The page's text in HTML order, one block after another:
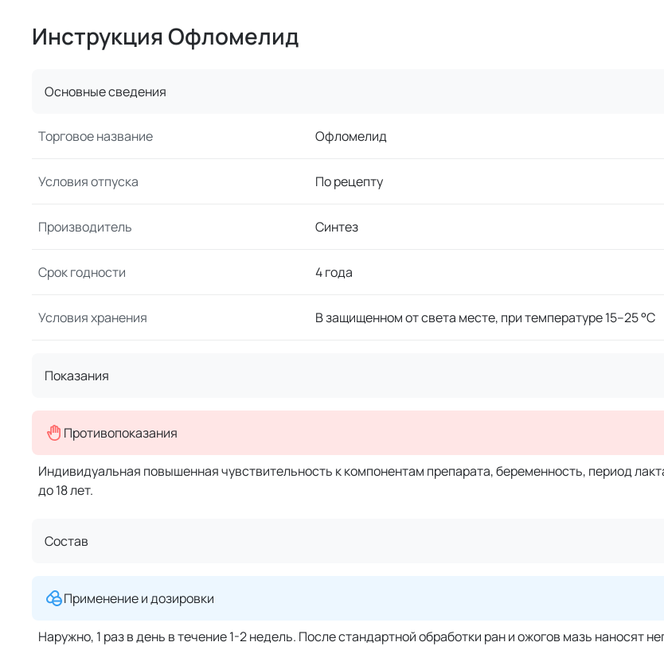
Инструкция Офломелид
Основные сведения
Торговое название Офломелид
Условия отпуска По рецепту
Производитель Синтез
Срок годности 4 года
Условия хранения В защищенном от света месте, при температуре 15–25 °C
Показания
Противопоказания
Индивидуальная повышенная чувствительность к компонентам препарата, беременность, период
до 18 лет.
Состав
Применение и дозировки
Наружно, 1 раз в день в течение 1-2 недель. После стандартной обработки ран и ожогов мазь наносят